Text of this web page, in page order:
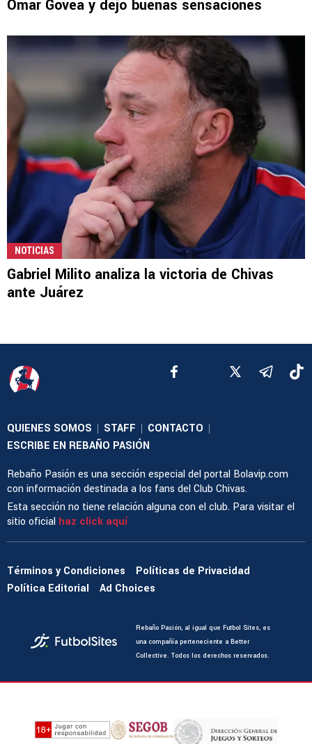
Omar Govea y dejó buenas sensaciones
NOTICIAS
Gabriel Milito analiza la victoria de Chivas
ante Juárez
QUIENES SOMOS | STAFF | CONTACTO |
ESCRIBE EN REBAÑO PASIÓN
Rebaño Pasión es una sección especial del portal Bolavip.com
con información destinada a los fans del Club Chivas.
Esta sección no tiene relación alguna con el club. Para visitar el
sitio oficial haz click aquí
Términos y Condiciones
Políticas de Privacidad
Política Editorial
Ad Choices
Rebaño Pasión, al igual que Futbol Sites, es
una compañía perteneciente a Better
Collective. Todos los derechos reservados.